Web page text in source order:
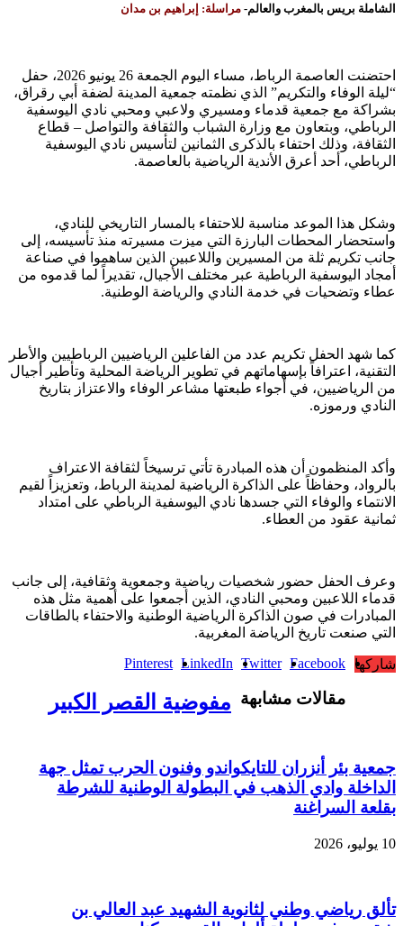
الشاملة بريس بالمغرب والعالم- مراسلة: إبراهيم بن مدان
احتضنت العاصمة الرباط، مساء اليوم الجمعة 26 يونيو 2026، حفل
“ليلة الوفاء والتكريم” الذي نظمته جمعية المدينة لضفة أبي رقراق،
بشراكة مع جمعية قدماء ومسيري ولاعبي ومحبي نادي اليوسفية
الرباطي، وبتعاون مع وزارة الشباب والثقافة والتواصل – قطاع
الثقافة، وذلك احتفاء بالذكرى الثمانين لتأسيس نادي اليوسفية
الرباطي، أحد أعرق الأندية الرياضية بالعاصمة.
وشكل هذا الموعد مناسبة للاحتفاء بالمسار التاريخي للنادي،
واستحضار المحطات البارزة التي ميزت مسيرته منذ تأسيسه، إلى
جانب تكريم ثلة من المسيرين واللاعبين الذين ساهموا في صناعة
أمجاد اليوسفية الرباطية عبر مختلف الأجيال، تقديراً لما قدموه من
عطاء وتضحيات في خدمة النادي والرياضة الوطنية.
كما شهد الحفل تكريم عدد من الفاعلين الرياضيين الرباطيين والأطر
التقنية، اعترافاً بإسهاماتهم في تطوير الرياضة المحلية وتأطير أجيال
من الرياضيين، في أجواء طبعتها مشاعر الوفاء والاعتزاز بتاريخ
النادي ورموزه.
وأكد المنظمون أن هذه المبادرة تأتي ترسيخاً لثقافة الاعتراف
بالرواد، وحفاظاً على الذاكرة الرياضية لمدينة الرباط، وتعزيزاً لقيم
الانتماء والوفاء التي جسدها نادي اليوسفية الرباطي على امتداد
ثمانية عقود من العطاء.
وعرف الحفل حضور شخصيات رياضية وجمعوية وثقافية، إلى جانب
قدماء اللاعبين ومحبي النادي، الذين أجمعوا على أهمية مثل هذه
المبادرات في صون الذاكرة الرياضية الوطنية والاحتفاء بالطاقات
التي صنعت تاريخ الرياضة المغربية.
شاركها Facebook
Twitter
LinkedIn
Pinterest
مقالات مشابهة
جمعية بئر أنزران للتايكواندو وفنون الحرب تمثل جهة
الداخلة وادي الذهب في البطولة الوطنية للشرطة
بقلعة السراغنة
10 يوليو، 2026
تألق رياضي وطني لثانوية الشهيد عبد العالي بن
مفوضية القصر الكبير